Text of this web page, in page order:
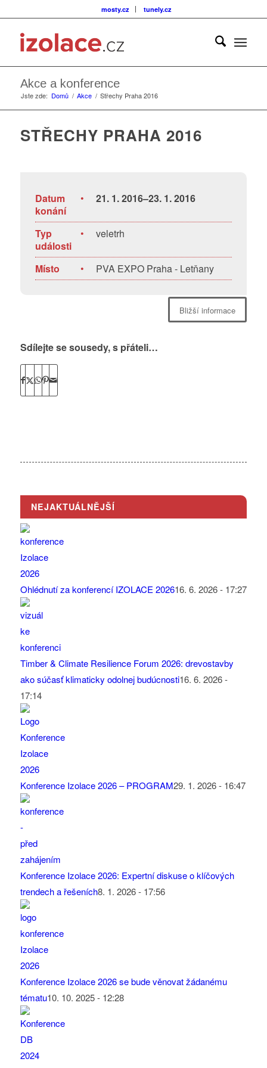
mosty.cz tunely.cz
Akce a konference
Jste zde: Domů / Akce / Střechy Praha 2016
STŘECHY PRAHA 2016
Datum
konání
• 21. 1. 2016–23. 1. 2016
Typ
události
• veletrh
Místo • PVA EXPO Praha - Letňany
Bližší informace
Sdílejte se sousedy, s přáteli…
NEJAKTUÁLNĚJŠÍ
Ohlédnutí za konferencí IZOLACE 202616. 6. 2026 - 17:27
Timber & Climate Resilience Forum 2026: drevostavby
ako súčasť klimaticky odolnej budúcnosti16. 6. 2026 -
17:14
Konference Izolace 2026 – PROGRAM29. 1. 2026 - 16:47
Konference Izolace 2026: Expertní diskuse o klíčových
trendech a řešeních8. 1. 2026 - 17:56
Konference Izolace 2026 se bude věnovat žádanému
tématu10. 10. 2025 - 12:28